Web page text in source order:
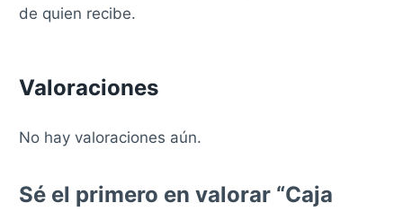
de quien recibe.
Valoraciones
No hay valoraciones aún.
Sé el primero en valorar “Caja